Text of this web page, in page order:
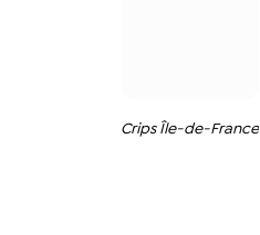
Crips Île-de-France